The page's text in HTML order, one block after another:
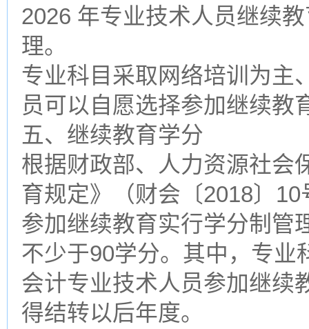
2026 年专业技术人员继续
理。
专业科目采取网络培训为主
员可以自愿选择参加继续教
五、继续教育学分
根据财政部、人力资源社会
育规定》（财会〔2018〕
参加继续教育实行学分制管
不少于90学分。其中，专业
会计专业技术人员参加继续
得结转以后年度。